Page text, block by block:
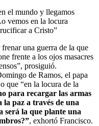
el mundo y llegamos
vemos en la locura
a Cristo”
una guerra de la que
frente a los ojos masacres
prosiguió.
de Ramos, el papa
que “en la locura de la
para recargar las armas
la paz a través de una
será la que plante una
, exhortó Francisco.